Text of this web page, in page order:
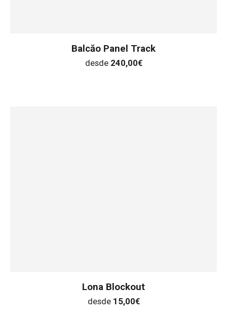
Balcăo Panel Track
desde 240,00€
Lona Blockout
desde 15,00€